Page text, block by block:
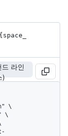
라인
)